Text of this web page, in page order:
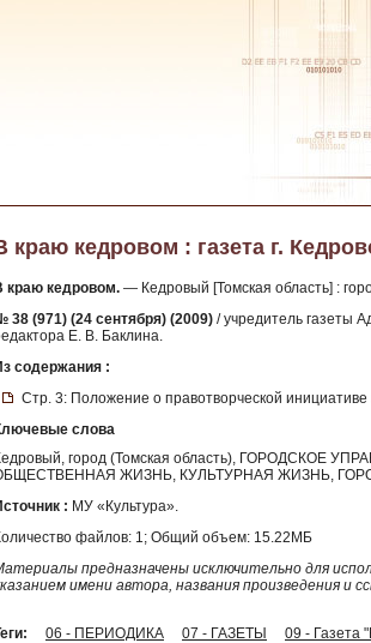
краю кедровом : газета г.
краю кедровом. — Кедровый [Томская область] :
38 (971) (24 сентября) (2009) / учредитель газеты
Е. В. Баклина.
содержания :
Стр. 3: Положение о правотворческой
слова
город (Томская область),
ЖИЗНЬ, КУЛЬТУРНАЯ ЖИЗНЬ,
: МУ «Культура».
файлов: 1; Общий объем: 15.22МБ
предназначены исключительно для
имени автора, названия произведения и
06 - ПЕРИОДИКА 07 - ГАЗЕТЫ
09 - Газета